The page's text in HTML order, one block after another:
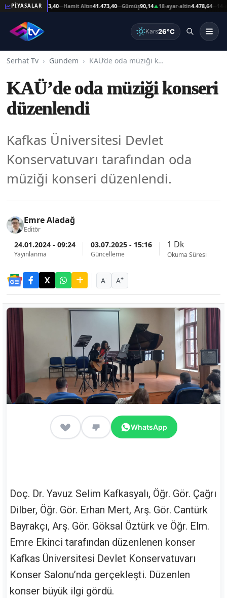
PİYASALAR
Altın41.473,40 —Hamit Altın41.473,40—Gümüş90,14▲18-ayar-altin4.478,64—14-ayar-
Kars26°C
Serhat Tv Gündem KAÜ’de oda müziği konseri düzenlendi
KAÜ’de oda müziği konseri
düzenlendi
Kafkas Üniversitesi Devlet
Konservatuvarı tarafından oda
müziği konseri düzenlendi.
Emre Aladağ
Editör
24.01.2024 - 09:24
Yayınlanma
03.07.2025 - 15:16
Güncelleme
1 Dk
Okuma Süresi
A- A+
WhatsApp
Doç. Dr. Yavuz Selim Kafkasyalı, Öğr. Gör. Çağrı
Dilber, Öğr. Gör. Erhan Mert, Arş. Gör. Cantürk
Bayrakçı, Arş. Gör. Göksal Öztürk ve Öğr. Elm.
Emre Ekinci tarafından düzenlenen konser
Kafkas Üniversitesi Devlet Konservatuvarı
Konser Salonu’nda gerçekleşti. Düzenlen
konser büyük ilgi gördü.